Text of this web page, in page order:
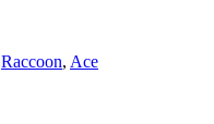
Raccoon, Ace